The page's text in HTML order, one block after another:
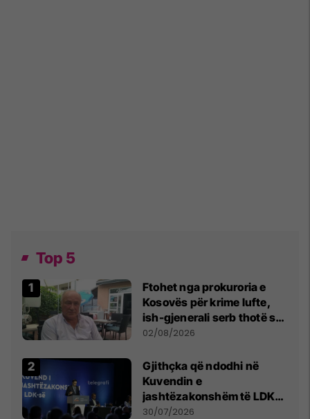
Top 5
Ftohet nga prokuroria e
Kosovës për krime lufte,
ish-gjenerali serb thotë se
dikush e tradhtoi në
02/08/2026
Gjithçka që ndodhi në
Kuvendin e
jashtëzakonshëm të LDK-
së
30/07/2026